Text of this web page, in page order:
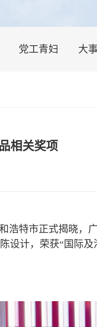
党工青妇 大
相关奖项
浩特市正式揭晓，
设计，荣获“国际及